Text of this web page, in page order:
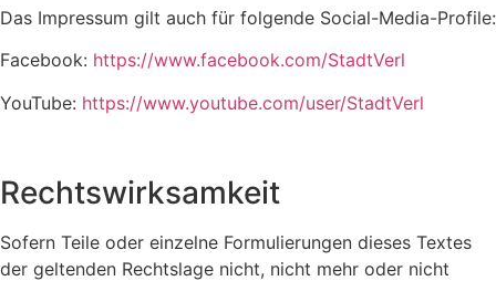
Das Impressum gilt auch für folgende Social-Media-Profile:
Facebook: https://www.facebook.com/StadtVerl
YouTube: https://www.youtube.com/user/StadtVerl
Rechtswirksamkeit
Sofern Teile oder einzelne Formulierungen dieses Textes
der geltenden Rechtslage nicht, nicht mehr oder nicht